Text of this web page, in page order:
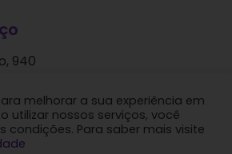
940
melhorar a sua experiência em
utilizar nossos serviços, você
condições. Para saber mais visite